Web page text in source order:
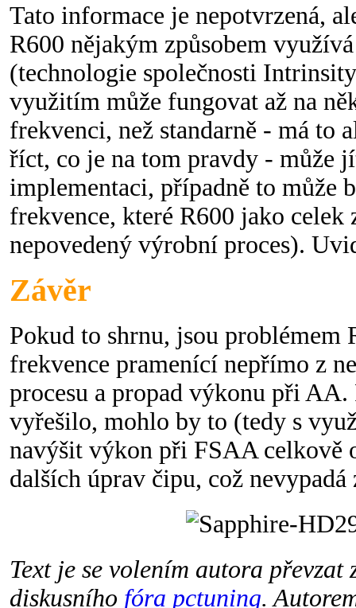
Tato informace je nepotvrzená,
R600 nějakým způsobem
(technologie společnosti
využitím může fungovat až na
frekvenci, než standarně - má to
říct, co je na tom pravdy - může
implementaci, případně to může
frekvence, které R600 jako celek
nepovedený výrobní proces).
Závěr
Pokud to shrnu, jsou problémem
frekvence pramenící nepřímo z
procesu a propad výkonu při
vyřešilo, mohlo by to (tedy s
navýšit výkon při FSAA celkově
dalších úprav čipu, což nevypadá
Text je se volením autora převzat
diskusního fóra pctuning.